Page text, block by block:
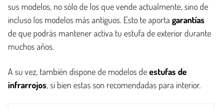
sus modelos, no sólo de los que vende actualmente, sino de
incluso los modelos más antiguos. Esto te aporta garantías
de que podrás mantener activa tu estufa de exterior durante
muchos años.
A su vez, también dispone de modelos deestufas de
infrarrojos, si bien estas son recomendadas para interior.